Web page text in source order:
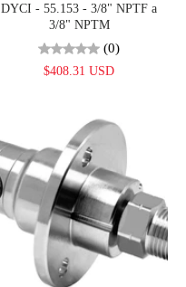
DYCI - 55.153 - 3/8" NPTF a
3/8" NPTM
(0)
$408.31 USD